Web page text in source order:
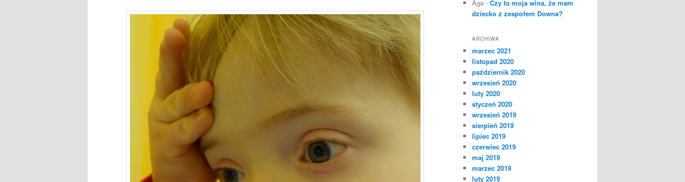
Aga - Czy to moja wina, że mam
dziecko z zespołem Downa?
ARCHIWA
marzec 2021
listopad 2020
październik 2020
wrzesień 2020
luty 2020
styczeń 2020
wrzesień 2019
sierpień 2019
lipiec 2019
czerwiec 2019
maj 2019
marzec 2019
luty 2019